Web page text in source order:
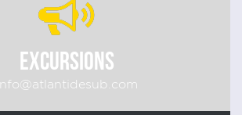
EXCURSIONS
info@atlantidesub.com